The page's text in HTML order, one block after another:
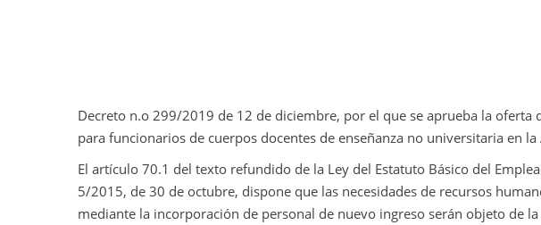
Decreto n.o 299/2019 de 12 de diciembre, por el que se aprueba la
para funcionarios de cuerpos docentes de enseñanza no universitaria en
El artículo 70.1 del texto refundido de la Ley del Estatuto Básico del
5/2015, de 30 de octubre, dispone que las necesidades de recursos
mediante la incorporación de personal de nuevo ingreso serán objeto de